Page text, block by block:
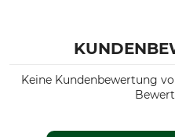
Keine Kundenbewertung